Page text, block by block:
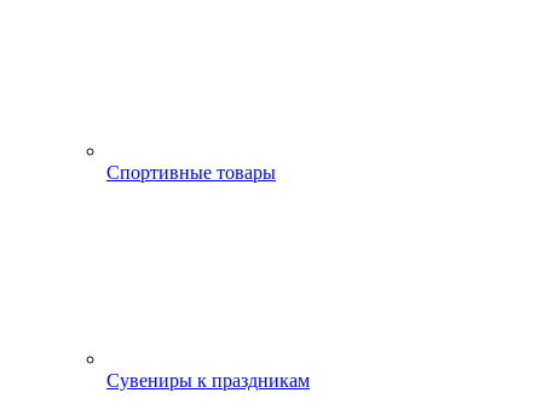
Спортивные товары
Сувениры к праздникам